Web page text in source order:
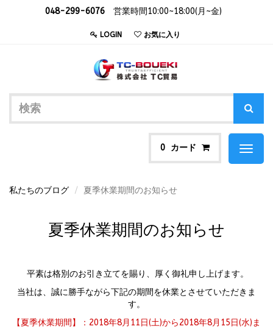
048-299-6076 営業時間10:00~18:00(月~金)
LOGIN お気に入り
0 カード
Toggle
私たちのブログ 夏季休業期間のお知らせ
夏季休業期間のお知らせ
平素は格別のお引き立てを賜り、厚く御礼申し上げます。
当社は、誠に勝手ながら下記の期間を休業とさせていただきま
す。
【夏季休業期間】：2018年8月11日(土)から2018年8月15日(水)ま